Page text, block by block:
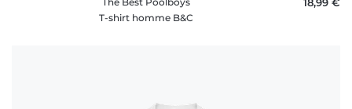
T-shirt homme B&C